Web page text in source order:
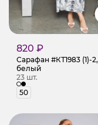
820 ₽
Сарафан #КТ1983 (1)-2,
белый
23 шт.
50